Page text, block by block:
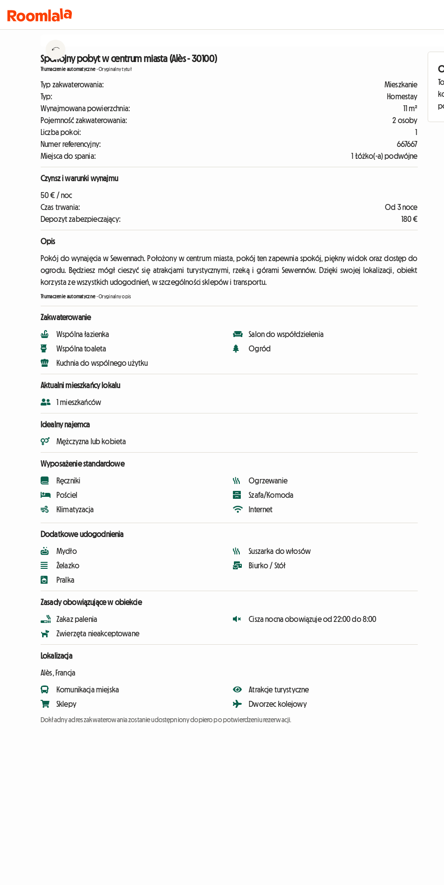
Spokojny pobyt w centrum miasta (Alès - 30100)
Tłumaczenie automatyczne-Oryginalny tytuł
Typ zakwaterowania:
Mieszkanie
Typ:
Homestay
Wynajmowana powierzchnia:
11 m²
Pojemność zakwaterowania:
2 osoby
Liczba pokoi:
1
Numer referencyjny:
667667
Miejsca do spania:
1 Łóżko(-a) podwójne
Czynsz i warunki wynajmu
50 € / noc
Czas trwania:
Od 3 noce
Depozyt zabezpieczający:
180 €
Opis
Pokój do wynajęcia w Sewennach. Położony w centrum miasta, pokój ten zapewnia spokój, piękny widok oraz dostęp do
ogrodu. Będziesz mógł cieszyć się atrakcjami turystycznymi, rzeką i górami Sewennów. Dzięki swojej lokalizacji, obiekt
korzysta ze wszystkich udogodnień, w szczególności sklepów i transportu.
Tłumaczenie automatyczne-Oryginalny opis
Zakwaterowanie
Wspólna łazienka
Wspólna toaleta
Kuchnia do wspólnego użytku
Salon do współdzielenia
Ogród
Aktualni mieszkańcy lokalu
1 mieszkańców
Idealny najemca
Mężczyzna lub kobieta
Wyposażenie standardowe
Ręczniki
Pościel
Klimatyzacja
Ogrzewanie
Szafa/Komoda
Internet
Dodatkowe udogodnienia
Mydło
Żelazko
Pralka
Suszarka do włosów
Biurko / Stół
Zasady obowiązujące w obiekcie
Zakaz palenia
Zwierzęta nieakceptowane
Cisza nocna obowiązuje od 22:00 do 8:00
Lokalizacja
Alès, Francja
Komunikacja miejska
Sklepy
Atrakcje turystyczne
Dworzec kolejowy
Dokładny adres zakwaterowania zostanie udostępniony dopiero po potwierdzeniu rezerwacji.